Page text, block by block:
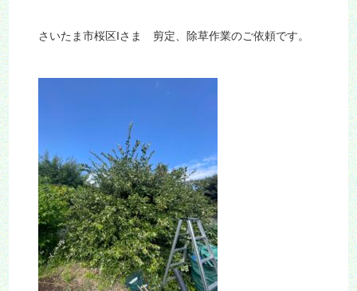
さいたま市桜区Iさま 剪定、除草作業のご依頼です。